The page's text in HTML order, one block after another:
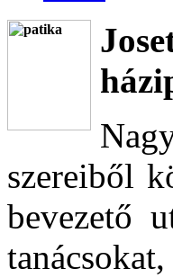
szereiből
bevezető